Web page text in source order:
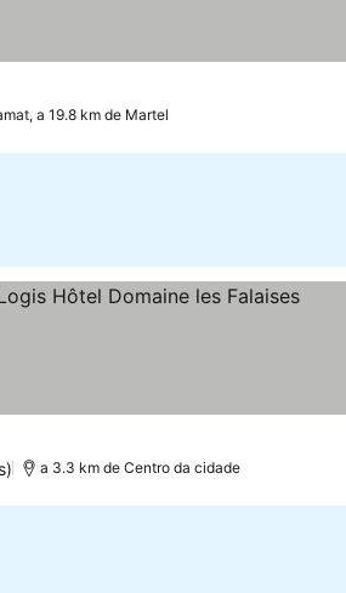
a 19.8 km de Martel
a 3.3 km de Centro da cidade